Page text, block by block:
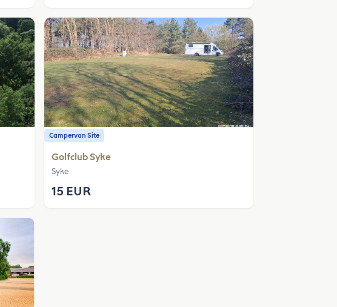
Campervan Site
Golfclub Syke
Syke
15 EUR